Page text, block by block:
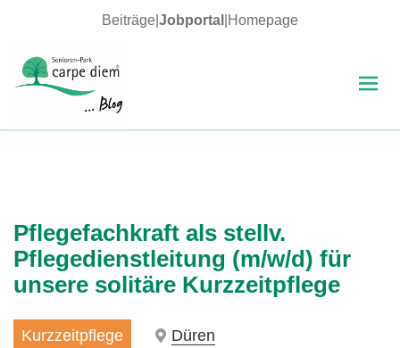
Beiträge Jobportal Homepage
Pflegefachkraft als stellv.
Pflegedienstleitung (m/w/d) für
unsere solitäre Kurzzeitpflege
Kurzzeitpflege
Düren